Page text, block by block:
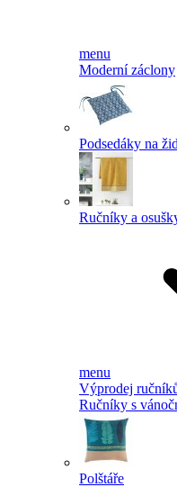
menu
Moderní záclony
Podsedáky na
Ručníky a
menu
Výprodej
Ručníky s
Polštáře